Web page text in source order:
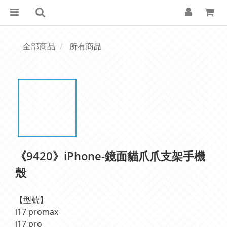
全部商品 所有商品
《9420》iPhone-鏡面貓爪爪支架手機
殼
【型號】
i17 promax
i17 pro